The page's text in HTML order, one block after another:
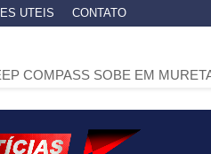
UTEIS CONTATO
EM MURETA QUE DIVIDE